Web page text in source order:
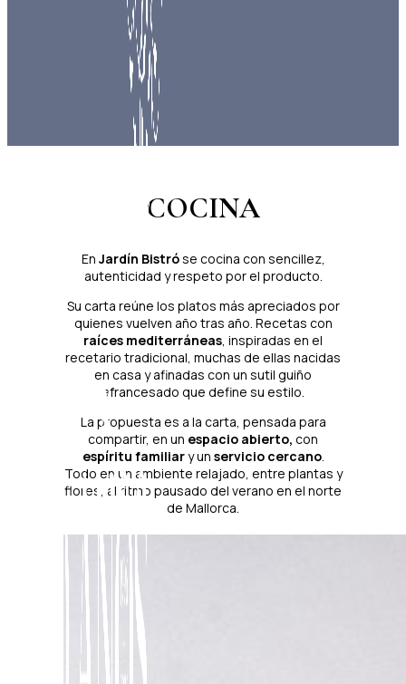
COCINA
En Jardín Bistróse cocina con sencillez,
autenticidad y respeto por el producto.
Su carta reúne los platos más apreciados por
quienes vuelven año tras año. Recetas con
raíces mediterráneas, inspiradas en el
recetario tradicional, muchas de ellas nacidas
en casa y afinadas con un sutil guiño
afrancesado que define su estilo.
La propuesta es a la carta, pensada para
compartir, en un espacio abierto, con
espíritu familiary un servicio cercano.
Todo en un ambiente relajado, entre plantas y
flores, al ritmo pausado del verano en el norte
de Mallorca.